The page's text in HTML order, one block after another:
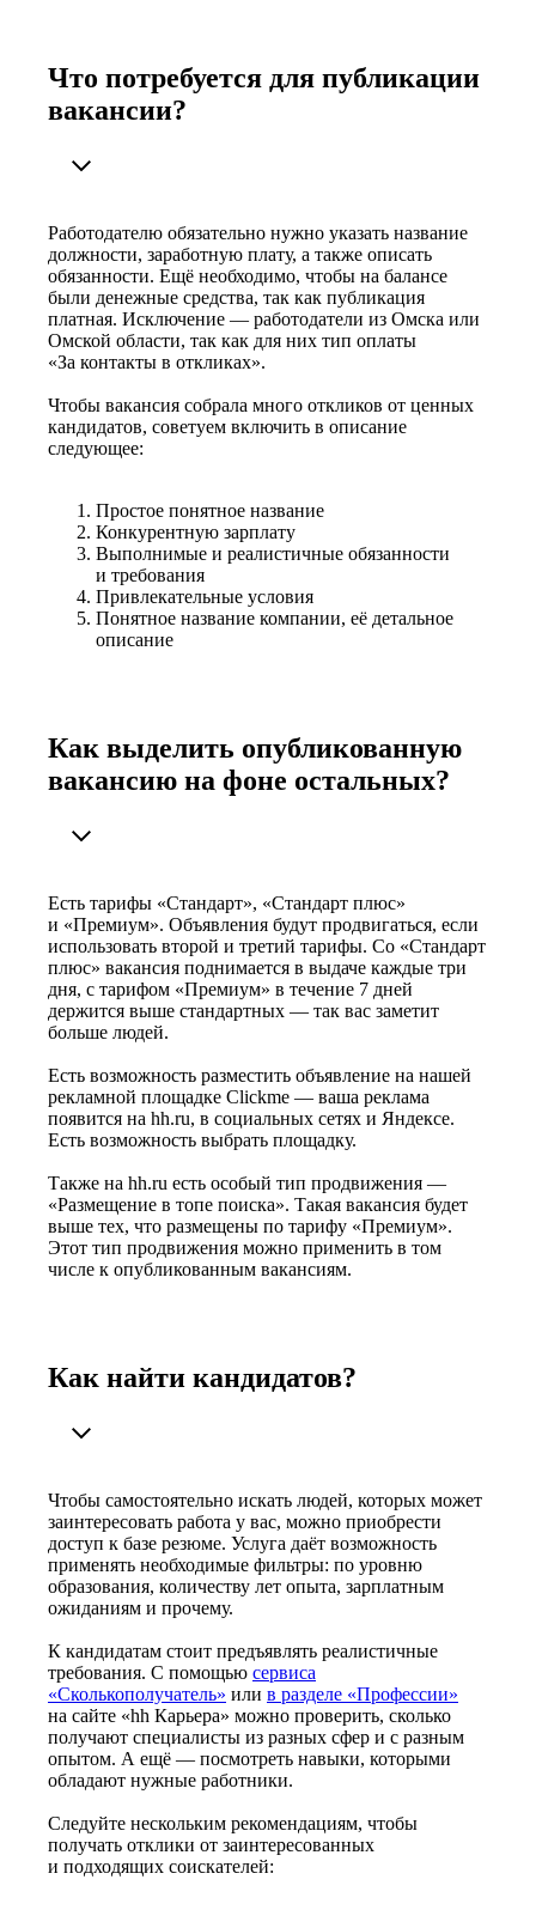
Что потребуется для публикации
вакансии?
Работодателю обязательно нужно указать название
должности, заработную плату, а также описать
обязанности. Ещё необходимо, чтобы на балансе
были денежные средства, так как публикация
платная. Исключение — работодатели из Омска или
Омской области, так как для них тип оплаты
«За контакты в откликах».
Чтобы вакансия собрала много откликов от ценных
кандидатов, советуем включить в описание
следующее:
Простое понятное название
Конкурентную зарплату
Выполнимые и реалистичные обязанности
и требования
Привлекательные условия
Понятное название компании, её детальное
описание
Как выделить опубликованную
вакансию на фоне остальных?
Есть тарифы «Стандарт», «Стандарт плюс»
и «Премиум». Объявления будут продвигаться, если
использовать второй и третий тарифы. Со «Стандарт
плюс» вакансия поднимается в выдаче каждые три
дня, с тарифом «Премиум» в течение 7 дней
держится выше стандартных — так вас заметит
больше людей.
Есть возможность разместить объявление на нашей
рекламной площадке Clickme — ваша реклама
появится на hh.ru, в социальных сетях и Яндексе.
Есть возможность выбрать площадку.
Также на hh.ru есть особый тип продвижения —
«Размещение в топе поиска». Такая вакансия будет
выше тех, что размещены по тарифу «Премиум».
Этот тип продвижения можно применить в том
числе к опубликованным вакансиям.
Как найти кандидатов?
Чтобы самостоятельно искать людей, которых может
заинтересовать работа у вас, можно приобрести
доступ к базе резюме. Услуга даёт возможность
применять необходимые фильтры: по уровню
образования, количеству лет опыта, зарплатным
ожиданиям и прочему.
К кандидатам стоит предъявлять реалистичные
требования. С помощью сервиса
«Сколькополучатель» или в разделе «Профессии»
на сайте «hh Карьера» можно проверить, сколько
получают специалисты из разных сфер и с разным
опытом. А ещё — посмотреть навыки, которыми
обладают нужные работники.
Следуйте нескольким рекомендациям, чтобы
получать отклики от заинтересованных
и подходящих соискателей: